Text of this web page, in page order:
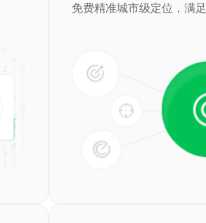
免费精准城市级定位，满